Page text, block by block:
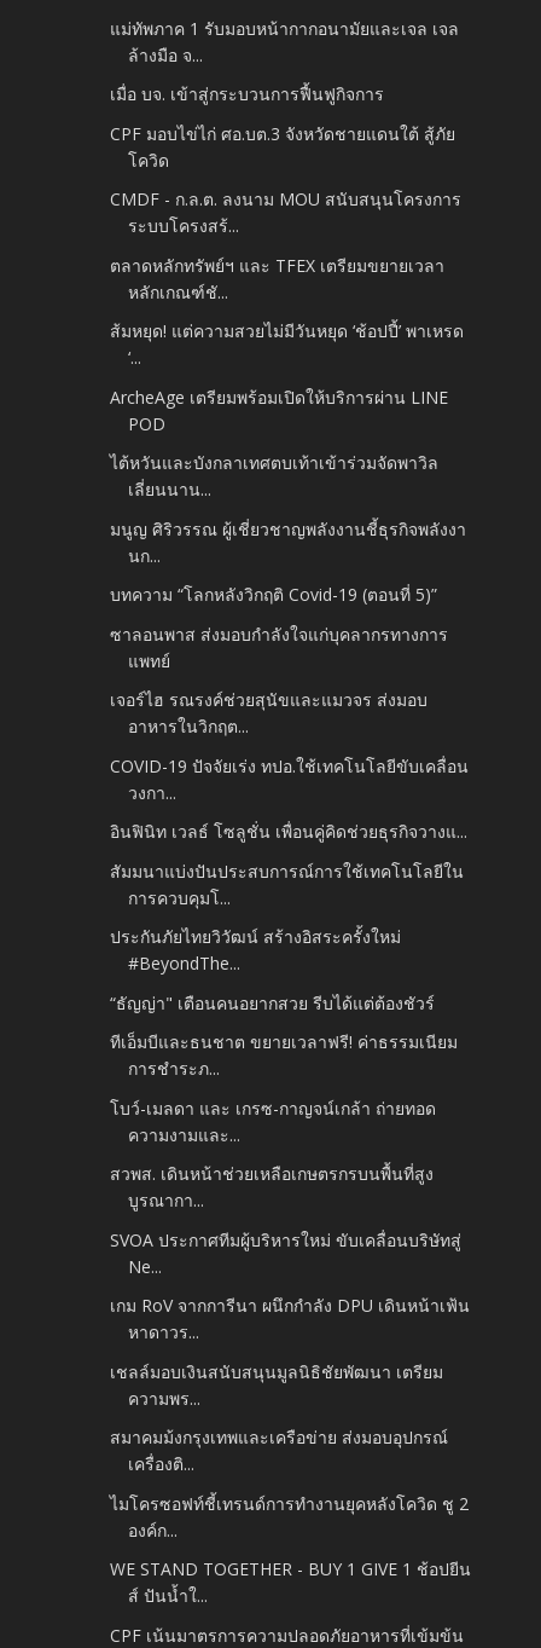
แม่ทัพภาค 1 รับมอบหน้ากากอนามัยและเจล เจล
ล้างมือ จ...
เมื่อ บจ. เข้าสู่กระบวนการฟื้นฟูกิจการ
CPF มอบไข่ไก่ ศอ.บต.3 จังหวัดชายแดนใต้ สู้ภัย
โควิด
CMDF - ก.ล.ต. ลงนาม MOU สนับสนุนโครงการ
ระบบโครงสร้...
ตลาดหลักทรัพย์ฯ และ TFEX เตรียมขยายเวลา
หลักเกณฑ์ชั...
ส้มหยุด! แต่ความสวยไม่มีวันหยุด ‘ช้อปปี้’ พาเหรด
‘...
ArcheAge เตรียมพร้อมเปิดให้บริการผ่าน LINE
POD
ไต้หวันและบังกลาเทศตบเท้าเข้าร่วมจัดพาวิล
เลี่ยนนาน...
มนูญ ศิริวรรณ ผู้เชี่ยวชาญพลังงานชี้ธุรกิจพลังงา
นก...
บทความ “โลกหลังวิกฤติ Covid-19 (ตอนที่ 5)”
ซาลอนพาส ส่งมอบกำลังใจแก่บุคลากรทางการ
แพทย์
เจอร์ไฮ รณรงค์ช่วยสุนัขและแมวจร ส่งมอบ
อาหารในวิกฤต...
COVID-19 ปัจจัยเร่ง ทปอ.ใช้เทคโนโลยีขับเคลื่อน
วงกา...
อินฟินิท เวลธ์ โซลูชั่น เพื่อนคู่คิดช่วยธุรกิจวางแ...
สัมมนาแบ่งปันประสบการณ์การใช้เทคโนโลยีใน
การควบคุมโ...
ประกันภัยไทยวิวัฒน์ สร้างอิสระครั้งใหม่
#BeyondThe...
“ธัญญ่า" เตือนคนอยากสวย รีบได้แต่ต้องชัวร์
ทีเอ็มบีและธนชาต ขยายเวลาฟรี! ค่าธรรมเนียม
การชำระภ...
โบว์-เมลดา และ เกรซ-กาญจน์เกล้า ถ่ายทอด
ความงามและ...
สวพส. เดินหน้าช่วยเหลือเกษตรกรบนพื้นที่สูง
บูรณากา...
SVOA ประกาศทีมผู้บริหารใหม่ ขับเคลื่อนบริษัทสู่
Ne...
เกม RoV จากการีนา ผนึกกำลัง DPU เดินหน้าเฟ้น
หาดาวร...
เชลล์มอบเงินสนับสนุนมูลนิธิชัยพัฒนา เตรียม
ความพร...
สมาคมม้งกรุงเทพและเครือข่าย ส่งมอบอุปกรณ์
เครื่องติ...
ไมโครซอฟท์ชี้เทรนด์การทำงานยุคหลังโควิด ชู 2
องค์ก...
WE STAND TOGETHER - BUY 1 GIVE 1 ช้อปยีน
ส์ ปันน้ำใ...
CPF เน้นมาตรการความปลอดภัยอาหารที่เข้มข้น